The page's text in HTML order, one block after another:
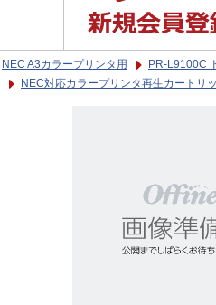
NEC A3カラープリンタ用 PR-L9100C
NEC対応カラープリンタ再生カートリ